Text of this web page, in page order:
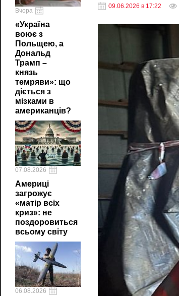
Вчора
«Україна
воює з
Польщею, а
Дональд
Трамп –
князь
темряви»: що
діється з
мізками в
американців?
07.08.2026
Америці
загрожує
«матір всіх
криз»: не
поздоровиться
всьому світу
06.08.2026
09.06.2026 в 17:22